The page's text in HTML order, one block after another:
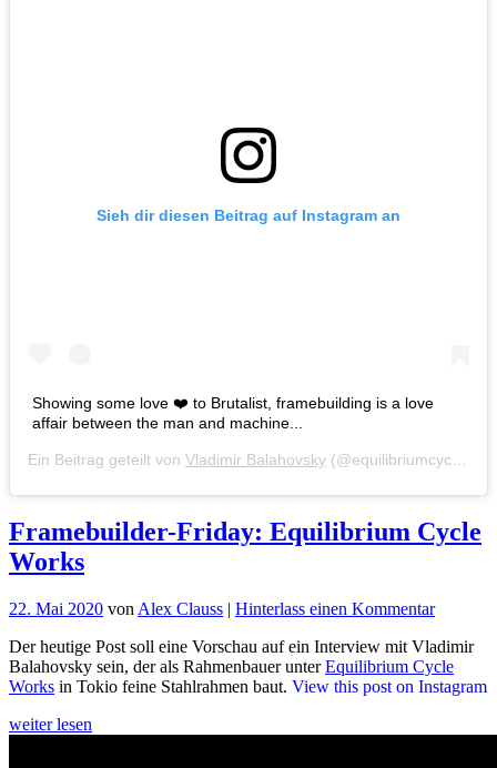
Sieh dir diesen Beitrag auf Instagram an
Showing some love ❤️ to Brutalist, framebuilding is a love
affair between the man and machine...
Ein Beitrag geteilt von Vladimir Balahovsky (@equilibriumcycles) am
Framebuilder-Friday: Equilibrium Cycle
Works
22. Mai 2020 von Alex Clauss | Hinterlass einen Kommentarfür
Friday:
Cycle
Der heutige Post soll eine Vorschau auf ein Interview mit ​Vladimir
Balahovsky sein, der als Rahmenbauer unterEquilibrium Cycle
Works in Tokio feine Stahlrahmen baut. View this post on Instagram
weiter lesen